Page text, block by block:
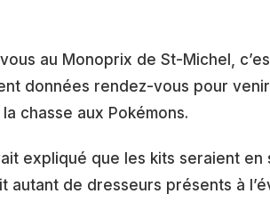
au Monoprix de St-Michel,
données rendez-vous pour
chasse aux Pokémons.
expliqué que les kits seraient en
autant de dresseurs présents à